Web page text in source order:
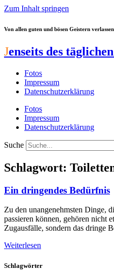
Zum Inhalt springen
Von allen guten und bösen Geistern verlassen
Jenseits des
Fotos
Impressum
Datenschutzerklärung
Fotos
Impressum
Datenschutzerklärung
Suche
Schlagwort:
Ein dringendes Bedürfnis
Zu den unangenehmsten Dinge,
passieren können, gehören nicht
Zugausfälle, sondern das dringe
Weiterlesen
Schlagwörter